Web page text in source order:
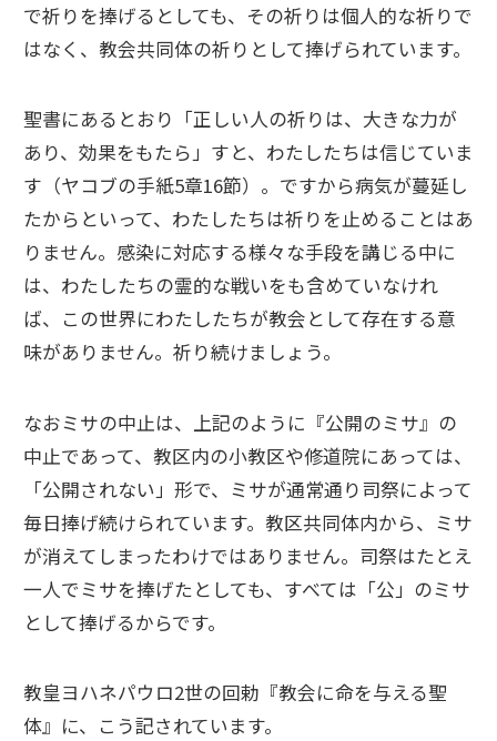
で祈りを捧げるとしても、その祈りは個人的な祈りで
はなく、教会共同体の祈りとして捧げられています。
聖書にあるとおり「正しい人の祈りは、大きな力が
あり、効果をもたら」すと、わたしたちは信じていま
す（ヤコブの手紙5章16節）。ですから病気が蔓延し
たからといって、わたしたちは祈りを止めることはあ
りません。感染に対応する様々な手段を講じる中に
は、わたしたちの霊的な戦いをも含めていなけれ
ば、この世界にわたしたちが教会として存在する意
味がありません。祈り続けましょう。
なおミサの中止は、上記のように『公開のミサ』の
中止であって、教区内の小教区や修道院にあっては、
「公開されない」形で、ミサが通常通り司祭によって
毎日捧げ続けられています。教区共同体内から、ミサ
が消えてしまったわけではありません。司祭はたとえ
一人でミサを捧げたとしても、すべては「公」のミサ
として捧げるからです。
教皇ヨハネパウロ2世の回勅『教会に命を与える聖
体』に、こう記されています。